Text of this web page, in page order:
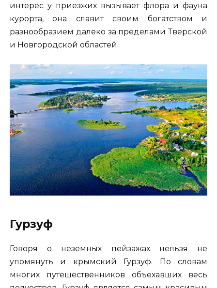
интерес у приезжих вызывает флора и фауна
курорта, она славит своим богатством и
разнообразием далеко за пределами Тверской
и Новгородской областей.
Гурзуф
Говоря о неземных пейзажах нельзя не
упомянуть и крымский Гурзуф. По словам
многих путешественников объехавших весь